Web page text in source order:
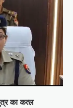
का कत्ल